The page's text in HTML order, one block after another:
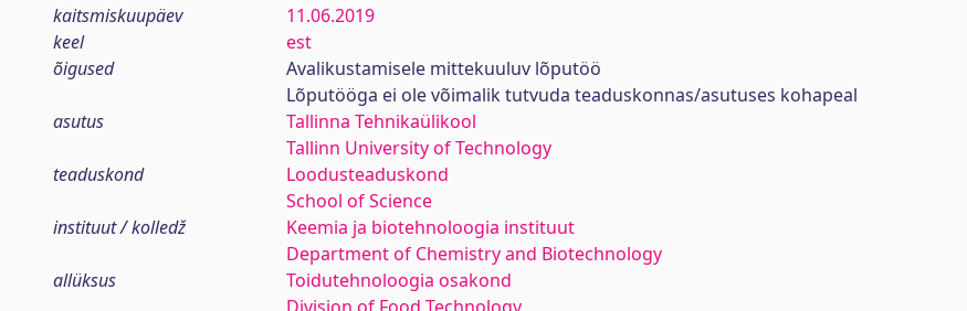
kaitsmiskuupäev
11.06.2019
keel
est
õigused
Avalikustamisele mittekuuluv lõputöö
Lõputööga ei ole võimalik tutvuda teaduskonnas/asutuses kohapeal
asutus
Tallinna Tehnikaülikool
Tallinn University of Technology
teaduskond
Loodusteaduskond
School of Science
instituut / kolledž
Keemia ja biotehnoloogia instituut
Department of Chemistry and Biotechnology
allüksus
Toidutehnoloogia osakond